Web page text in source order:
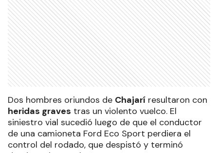
Dos hombres oriundos de Chajarí resultaron con
heridas graves tras un violento vuelco. El
siniestro vial sucedió luego de que el conductor
de una camioneta Ford Eco Sport perdiera el
control del rodado, que despistó y terminó